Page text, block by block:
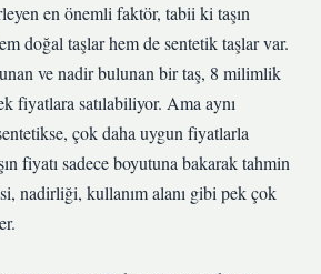
en önemli faktör, tabii ki taşın
doğal taşlar hem de sentetik taşlar var.
ve nadir bulunan bir taş, 8 milimlik
fiyatlara satılabiliyor. Ama aynı
çok daha uygun fiyatlarla
fiyatı sadece boyutuna bakarak tahmin
nadirliği, kullanım alanı gibi pek çok